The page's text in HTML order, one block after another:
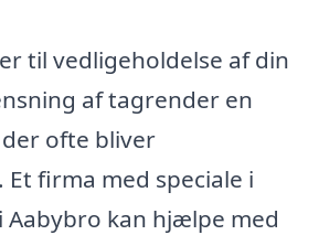
til vedligeholdelse af din
af tagrender en
ofte bliver
firma med speciale i
kan hjælpe med